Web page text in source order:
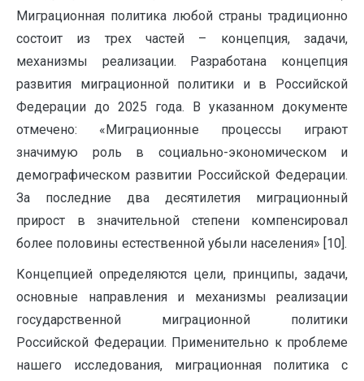
Миграционная политика любой страны традиционно
состоит из трех частей – концепция, задачи,
механизмы реализации. Разработана концепция
развития миграционной политики и в Российской
Федерации до 2025 года. В указанном документе
отмечено: «Миграционные процессы играют
значимую роль в социально-экономическом и
демографическом развитии Российской Федерации.
За последние два десятилетия миграционный
прирост в значительной степени компенсировал
более половины естественной убыли населения» [10].
Концепцией определяются цели, принципы, задачи,
основные направления и механизмы реализации
государственной миграционной политики
Российской Федерации. Применительно к проблеме
нашего исследования, миграционная политика с